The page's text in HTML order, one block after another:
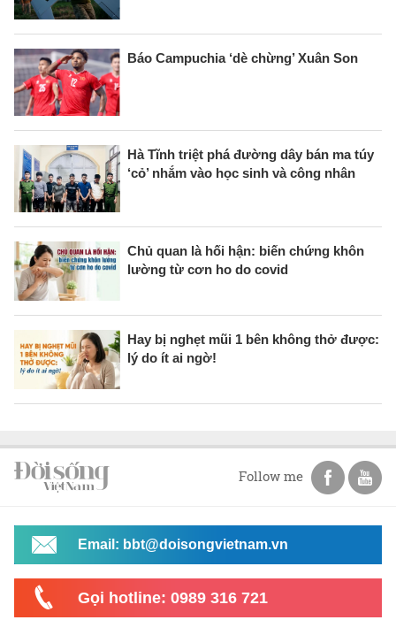
Báo Campuchia ‘dè chừng’ Xuân Son
Hà Tĩnh triệt phá đường dây bán ma túy
‘cỏ’ nhắm vào học sinh và công nhân
Chủ quan là hối hận: biến chứng khôn
lường từ cơn ho do covid
Hay bị nghẹt mũi 1 bên không thở được:
lý do ít ai ngờ!
Follow me
Email: bbt@doisongvietnam.vn
Gọi hotline: 0989 316 721